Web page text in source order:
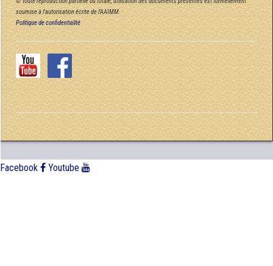
soumise à l'autorisation écrite de l'AAIMM.
Politique de confidentialité
Facebook Youtube